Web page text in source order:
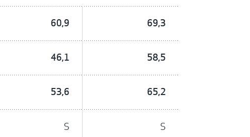
60,9 69,3
46,1 58,5
53,6 65,2
S S